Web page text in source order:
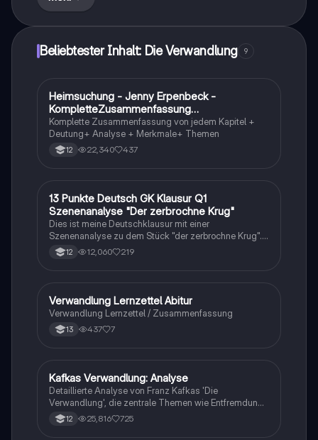
Charakterentwicklung und den Beziehungen in
diesem Werk auseinandersetzen möchten.
Beliebtester Inhalt: Die Verwandlung 9
Deutsch
Heimsuchung - Jenny Erpenbeck -
KompletteZusammenfassung
jedemKapitel+Analyse+Merkmale+Klausur
Übung
Komplette Zusammenfassung von jedem Kapitel +
Deutung+ Analyse + Merkmale+ Themen
12 22,340 437
Deutsch
13 Punkte Deutsch GK Klausur Q1
Szenenanalyse "Der zerbrochne Krug"
Dies ist meine Deutschklausur mit einer
Szenenanalyse zu dem Stück "der zerbrochne Krug".
Wurde mit 13 Punkten bewertet.
12 12,060 219
Deutsch
Verwandlung Lernzettel Abitur
Verwandlung Lernzettel / Zusammenfassung
13 437 7
Deutsch
Kafkas Verwandlung: Analyse
Detaillierte Analyse von Franz Kafkas 'Die
Verwandlung', die zentrale Themen wie Entfremdung,
Identität und soziale Unterdrückung behandelt. Diese
Zusammenfassung bietet Einblicke in die Charaktere,
12 25,816 725